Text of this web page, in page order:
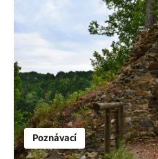
Poznávací